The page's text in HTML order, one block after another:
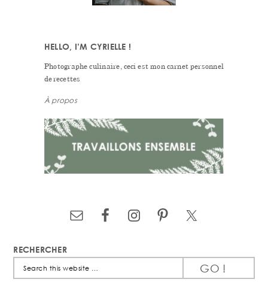
HELLO, I’M CYRIELLE !
Photographe culinaire, ceci est mon carnet personnel
de recettes
À propos
RECHERCHER